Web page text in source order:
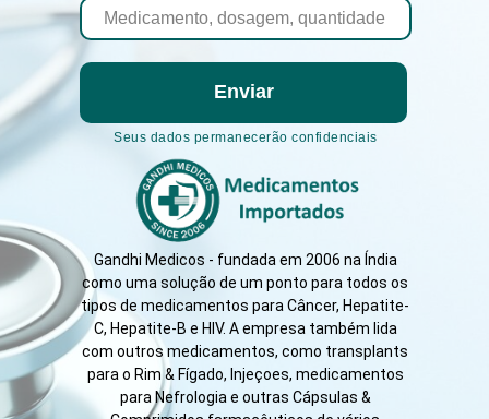
Enviar
Seus dados permanecerão confidenciais
Gandhi Medicos - fundada em 2006 na Índia
como uma solução de um ponto para todos os
tipos de medicamentos para Câncer, Hepatite-
C, Hepatite-B e HIV. A empresa também lida
com outros medicamentos, como transplants
para o Rim & Fígado, Injeçoes, medicamentos
para Nefrologia e outras Cápsulas &